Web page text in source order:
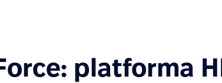
platforma